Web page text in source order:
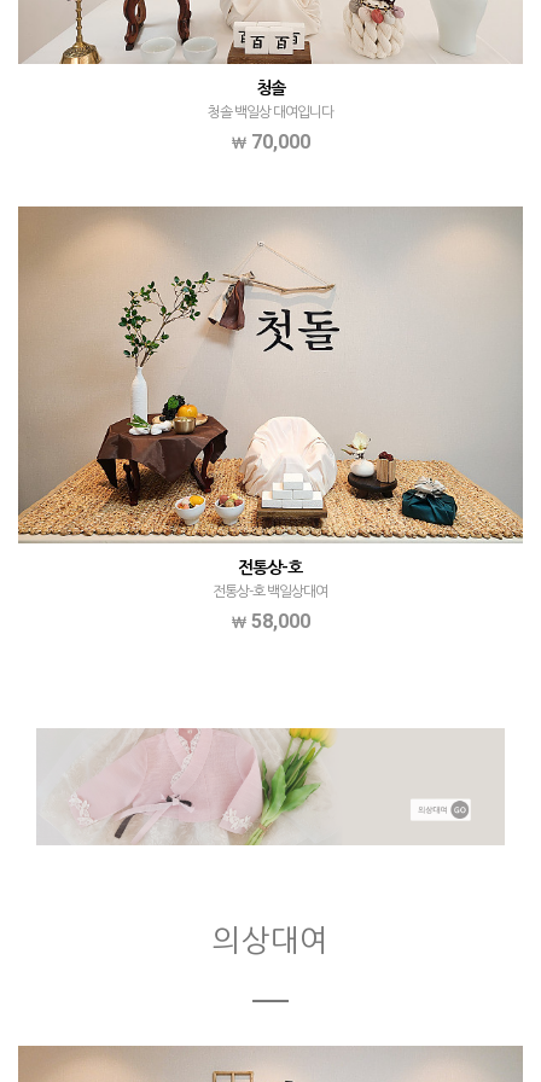
청솔
청솔 백일상 대여입니다
70,000
전통상-호
전통상-호 백일상대여
58,000
의상대여
ㅡ